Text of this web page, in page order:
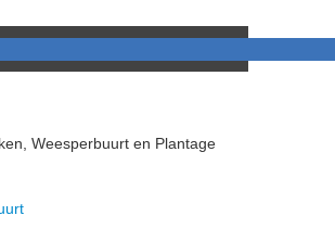
Weesperbuurt en Plantage